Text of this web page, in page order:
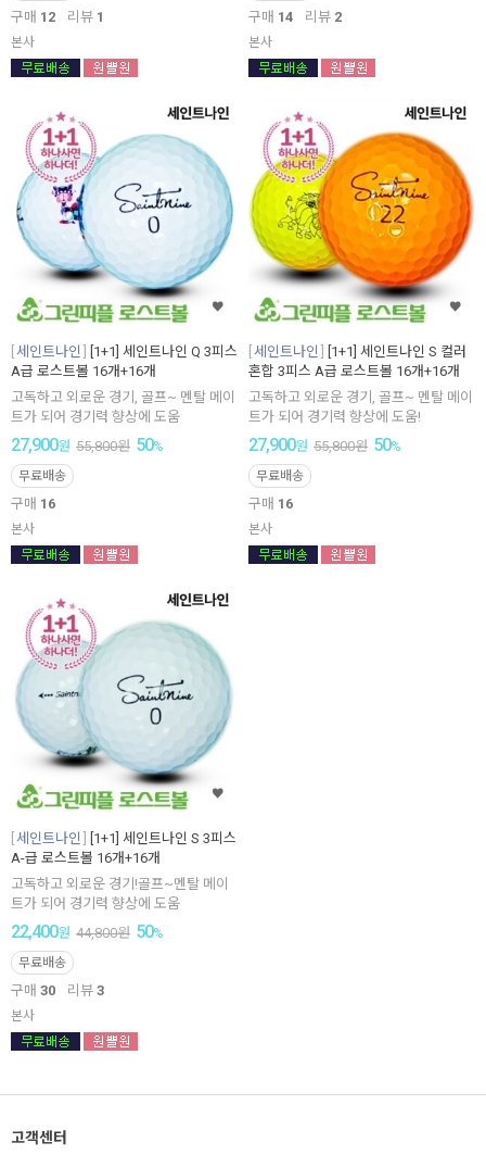
구매 12 리뷰 1
본사
구매 14 리뷰 2
본사
세인트나인
[1+1] 세인트나인 Q 3피스
A급 로스트볼 16개+16개
고독하고 외로운 경기, 골프~ 멘탈 메이
트가 되어 경기력 향상에 도움
27,900원 55,800원 50%
무료배송
구매 16
본사
세인트나인
[1+1] 세인트나인 S 컬러
혼합 3피스 A급 로스트볼 16개+16개
고독하고 외로운 경기, 골프~ 멘탈 메이
트가 되어 경기력 향상에 도움!
27,900원 55,800원 50%
무료배송
구매 16
본사
세인트나인
[1+1] 세인트나인 S 3피스
A-급 로스트볼 16개+16개
고독하고 외로운 경기!골프~멘탈 메이
트가 되어 경기력 향상에 도움
22,400원 44,800원 50%
무료배송
구매 30 리뷰 3
본사
고객센터